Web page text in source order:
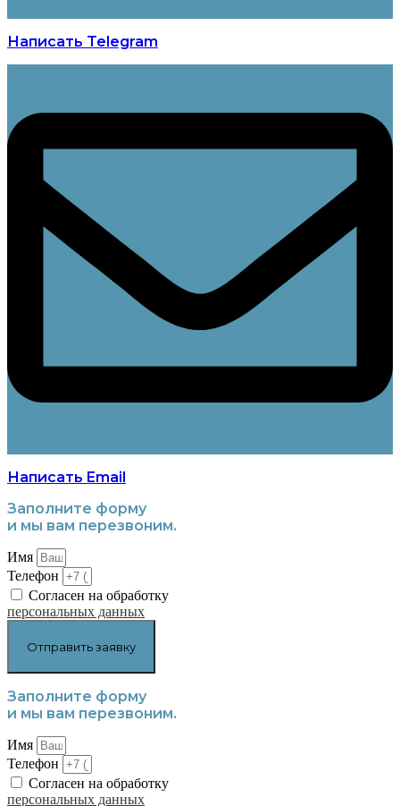
Написать Telegram
Написать Email
Заполните форму
и мы вам перезвоним.
Имя
Телефон
Согласен на обработку
персональных данных
Отправить заявку
Заполните форму
и мы вам перезвоним.
Имя
Телефон
Согласен на обработку
персональных данных